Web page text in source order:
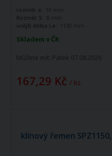
Skladem v ČR
Můžete mít: Pátek 07.08.2026
167,29 Kč / ks
rozměr a:
10 mm
Rozměr S:
8 mm
vnější délka Le:
1150 mm
klínový řemen